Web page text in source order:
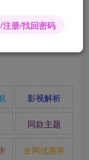
影视解析
同款主题
全网优惠券
注册/找回密码